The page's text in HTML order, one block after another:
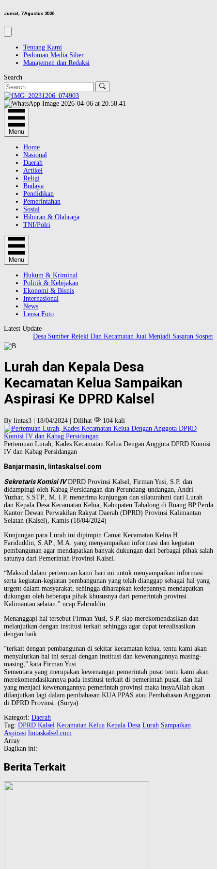
Jumat, 7 Agustus 2026
Tentang Kami
Pedoman Media Siber
Manajemen dan Redaksi
Search
Menu
Home
Nasional
Daerah
Artikel
Religi
Budaya
Pendidikan
Pemerintahan
Sosial
Hiburan & Olahraga
TNI/Polri
Menu
Hukum & Kriminal
Politik & Kebijakan
Ekonomi & Bisnis
Internasional
News
Lensa Foto
Latest Update
Desa Sumber Rejeki Dan Kecamatan Juai Menjadi Sasaran Sosper
Lurah dan Kepala Desa
Kecamatan Kelua Sampaikan
Aspirasi Ke DPRD Kalsel
By lintas3 | 18/04/2024 | Dilihat 104 kali
Pertemuan Lurah, Kades Kecamatan Kelua Dengan Anggota DPRD Komisi
IV dan Kabag Persidangan
Banjarmasin, lintaskalsel.com
Sekretaris Komisi IVDPRD Provinsi Kalsel, Firman Yusi, S.P. dan
didampingi oleh Kabag Persidangan dan Perundang-undangan, Andri
Yuzhar, S.STP., M. I.P. menerima kunjungan dan silaturahmi dari Lurah
dan Kepala Desa Kecamatan Kelua, Kabupaten Tabalong di Ruang BP Perda
Kantor Dewan Perwakilan Rakyat Daerah (DPRD) Provinsi Kalimantan
Selatan (Kalsel), Kamis (18/04/2024)
Kunjungan para Lurah ini dipimpin Camat Kecamatan Kelua H.
Fariduddin, S.AP., M.A. yang menyampaikan informasi dan kegiatan
pembangunan agar mendapatkan banyak dukungan dari berbagai pihak salah
satunya dari Pemerintah Provinsi Kalsel.
“Maksud dalam pertemuan kami hari ini untuk menyampaikan informasi
serta kegiatan-kegiatan pembangunan yang telah dianggap sebagai hal yang
urgent dalam masyarakat, sehingga diharapkan kedepannya mendapatkan
dukungan oleh beberapa pihak khususnya dari pemerintah provinsi
Kalimantan selatan.” ucap Fahruddin.
Menanggapi hal tersebut Firman Yusi, S.P. siap merekomendasikan dan
melanjutkan dengan institusi terkait sehingga agar dapat terealisasikan
dengan baik.
“terkait dengan pembangunan di sekitar kecamatan kelua, tentu kami akan
menyalurkan hal ini sesuai dengan institusi dan kewenangannya masing-
masing,” kata Firman Yusi.
Sementara yang merupakan kewenangan pemerintah pusat tentu kami akan
merekomendasikannya pada institusi terkait di pemerintah pusat. dan hal
yang menjadi kewenangannya pemerintah provinsi maka insyaAllah akan
dilanjutkan lagi dalam pembahasan KUA PPAS atau Pembahasan Anggaran
di DPRD Provinsi. (Surya)
Kategori: Daerah
Tag: DPRD Kalsel Kecamatan Kelua Kepala Desa Lurah Sampaikan
Aspirasi lintaskalsel.com
Array
Bagikan ini:
Berita Terkait